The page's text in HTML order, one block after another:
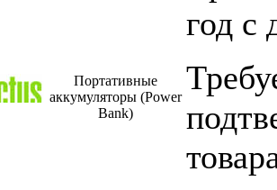
Портативные
аккумуляторы (Power
Bank)
год с